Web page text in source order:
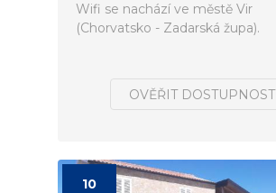
Wifi se nachází ve městě Vir
(Chorvatsko - Zadarská župa).
OVĚŘIT DOSTUPNOST
10